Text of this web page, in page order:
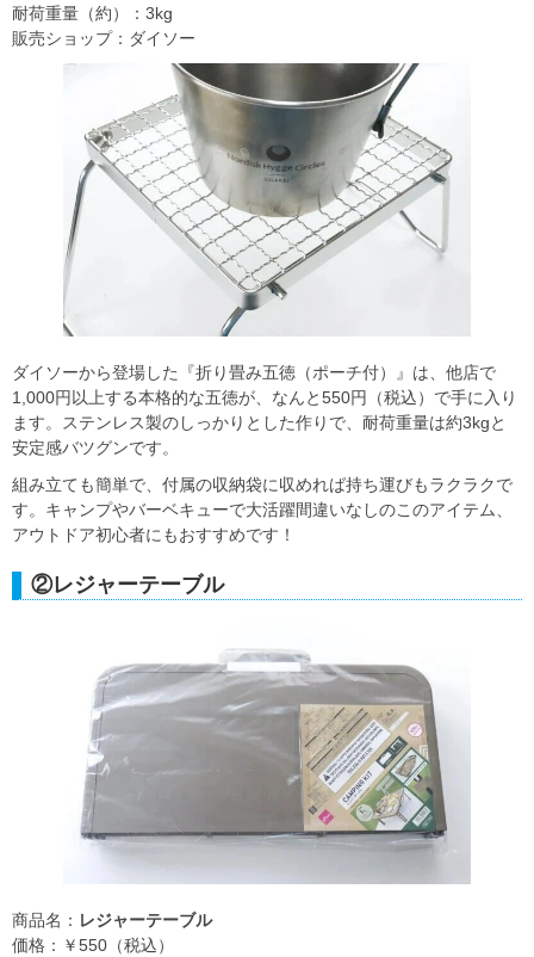
耐荷重量（約）：3kg
販売ショップ：ダイソー
ダイソーから登場した『折り畳み五徳（ポーチ付）』は、他店で
1,000円以上する本格的な五徳が、なんと550円（税込）で手に入り
ます。ステンレス製のしっかりとした作りで、耐荷重量は約3kgと
安定感バツグンです。
組み立ても簡単で、付属の収納袋に収めれば持ち運びもラクラクで
す。キャンプやバーベキューで大活躍間違いなしのこのアイテム、
アウトドア初心者にもおすすめです！
②レジャーテーブル
商品名： レジャーテーブル
価格：￥550（税込）